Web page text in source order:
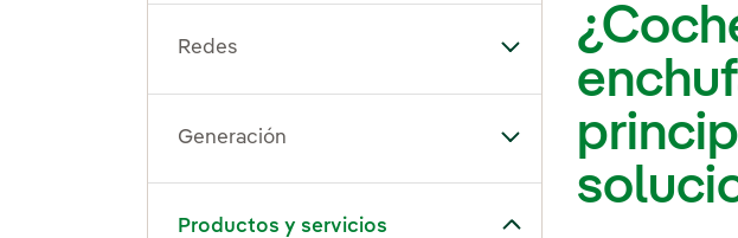
Redes Alternar el submenú
Generación Alternar el submenú
Productos y servicios
Alternar el submenú para Productos y servicios